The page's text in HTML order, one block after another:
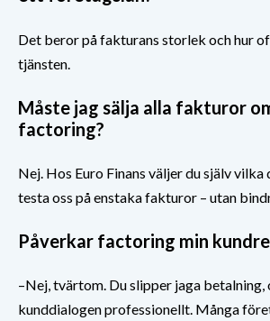
Det beror på fakturans storlek och hur
tjänsten.
Måste jag sälja alla fakturor
factoring?
Nej. Hos Euro Finans väljer du själv vilka
testa oss på enstaka fakturor – utan
Påverkar factoring min
–Nej, tvärtom. Du slipper jaga betalning,
kunddialogen professionellt. Många